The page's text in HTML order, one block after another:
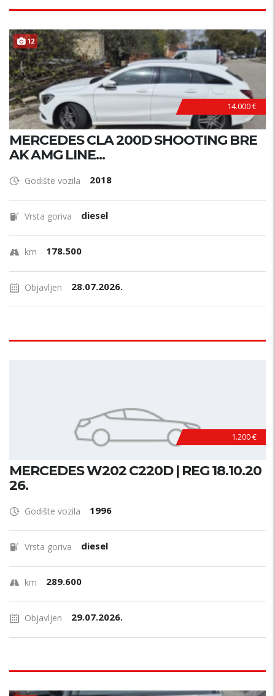
12
14.000 €
MERCEDES CLA 200D SHOOTING BRE
AK AMG LINE...
Godište vozila 2018
Vrsta goriva diesel
km 178.500
Objavljen 28.07.2026.
1.200 €
MERCEDES W202 C220D | REG 18.10.20
26.
Godište vozila 1996
Vrsta goriva diesel
km 289.600
Objavljen 29.07.2026.